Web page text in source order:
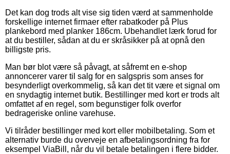
Det kan dog trods alt vise sig tiden værd at sammenholde
forskellige internet firmaer efter rabatkoder på Plus
plankebord med planker 186cm. Ubehandlet lærk forud for
at du bestiller, sådan at du er skråsikker på at opnå den
billigste pris.
Man bør blot være så påvagt, at såfremt en e-shop
annoncerer varer til salg for en salgspris som anses for
besynderligt overkommelig, så kan det tit være et signal om
en snydagtig internet butik. Bestillinger med kort er trods alt
omfattet af en regel, som begunstiger folk overfor
bedrageriske online varehuse.
Vi tilråder bestillinger med kort eller mobilbetaling. Som et
alternativ burde du overveje en afbetalingsordning fra for
eksempel ViaBill, når du vil betale betalingen i flere bidder.